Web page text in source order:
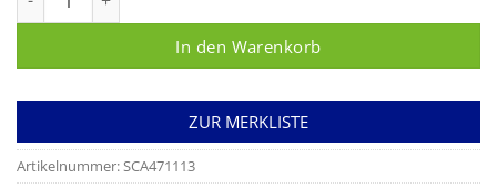
In den Warenkorb
ZUR MERKLISTE
Artikelnummer:SCA471113